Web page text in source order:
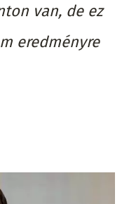
van, de ez
eredményre